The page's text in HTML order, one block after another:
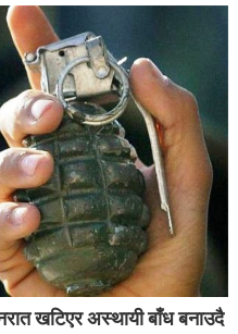
खटिएर अस्थायी बाँध बनाउदै